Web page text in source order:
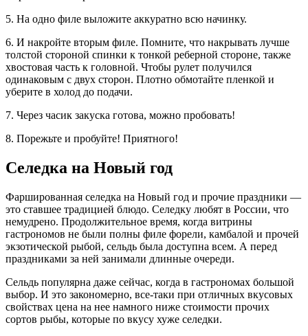
5. На одно филе выложите аккуратно всю начинку.
6. И накройте вторым филе. Помните, что накрывать лучше
толстой стороной спинки к тонкой реберной стороне, также
хвостовая часть к головной. Чтобы рулет получился
одинаковым с двух сторон. Плотно обмотайте пленкой и
уберите в холод до подачи.
7. Через часик закуска готова, можно пробовать!
8. Порежьте и пробуйте! Приятного!
Селедка на Новый год
Фаршированная селедка на Новый год и прочие праздники —
это ставшее традицией блюдо. Селедку любят в России, что
немудрено. Продолжительное время, когда витрины
гастрономов не были полны филе форели, камбалой и прочей
экзотической рыбой, сельдь была доступна всем. А перед
праздниками за ней занимали длинные очереди.
Сельдь популярна даже сейчас, когда в гастрономах большой
выбор. И это закономерно, все-таки при отличных вкусовых
свойствах цена на нее намного ниже стоимости прочих
сортов рыбы, которые по вкусу хуже селедки.